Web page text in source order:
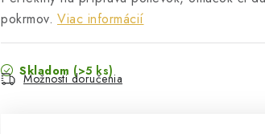
pokrmov. Viac informácií
Skladom (>5 ks)
Možnosti doručenia